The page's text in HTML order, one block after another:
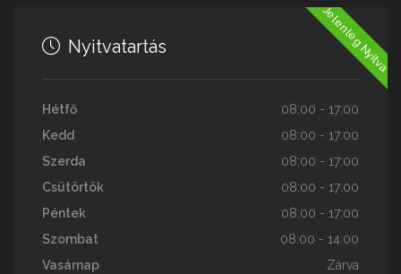
Jelenleg Nyitva
Nyitvatartás
Hétfő
08:00 - 17:00
Kedd
08:00 - 17:00
Szerda
08:00 - 17:00
Csütörtök
08:00 - 17:00
Péntek
08:00 - 17:00
Szombat
08:00 - 14:00
Vasárnap
Zárva